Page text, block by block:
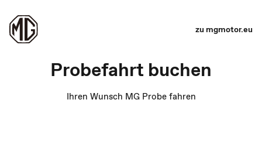
zu mgmotor.eu
Probefahrt buchen
Ihren Wunsch MG Probe fahren